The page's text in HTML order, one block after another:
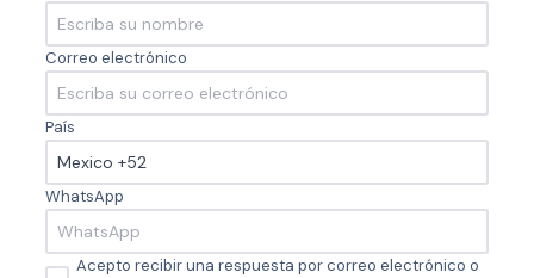
Correo electrónico
País
WhatsApp
Acepto recibir una respuesta por correo electrónico o